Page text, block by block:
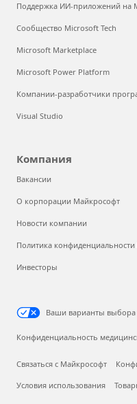
Поддержка ИИ-приложений на
Сообщество Microsoft Tech
Microsoft Marketplace
Microsoft Power Platform
Компании-разработчики
Visual Studio
Компания
Вакансии
О корпорации Майкрософт
Новости компании
Политика
Инвесторы
Ваши варианты выбора
Конфиденциальность
Связаться с Майкрософт
Условия использования